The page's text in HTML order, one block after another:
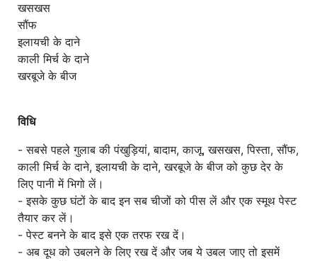
खसखस
सौंफ
इलायची के दाने
काली मिर्च के दाने
खरबूजे के बीज
विधि
- सबसे पहले गुलाब की पंखुड़ियां, बादाम, काजू, खसखस, पिस्ता, सौंफ,
काली मिर्च के दाने, इलायची के दाने, खरबूजे के बीज को कुछ देर के
लिए पानी में भिगो लें।
- इसके कुछ घंटों के बाद इन सब चीजों को पीस लें और एक स्मूथ पेस्ट
तैयार कर लें।
- पेस्ट बनने के बाद इसे एक तरफ रख दें।
- अब दूध को उबलने के लिए रख दें और जब ये उबल जाए तो इसमें